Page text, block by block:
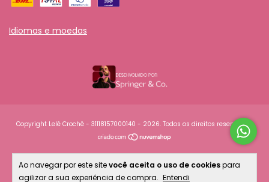
Ao navegar por este sitevocê aceita o uso de cookiespara
agilizar a sua experiência de compra. Entendi
Idiomas e moedas
Copyright Lelê Crochê - 31118157000140 - 2026. Todos os direitos reservados.